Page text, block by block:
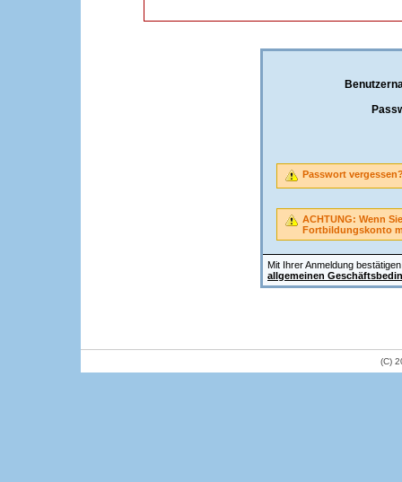
Mit Ihrer Anmeldung
allgemeinen
Passwort
ACHTUNG: Wenn
Fortbildungskonto
(C)